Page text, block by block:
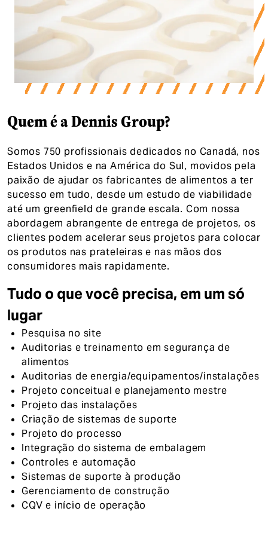
Quem é a Dennis Group?
Somos 750 profissionais dedicados no Canadá, nos
Estados Unidos e na América do Sul, movidos pela
paixão de ajudar os fabricantes de alimentos a ter
sucesso em tudo, desde um estudo de viabilidade
até um greenfield de grande escala. Com nossa
abordagem abrangente de entrega de projetos, os
clientes podem acelerar seus projetos para colocar
os produtos nas prateleiras e nas mãos dos
consumidores mais rapidamente.
Tudo o que você precisa, em um só
lugar
Pesquisa no site
Auditorias e treinamento em segurança de
alimentos
Auditorias de energia/equipamentos/instalações
Projeto conceitual e planejamento mestre
Projeto das instalações
Criação de sistemas de suporte
Projeto do processo
Integração do sistema de embalagem
Controles e automação
Sistemas de suporte à produção
Gerenciamento de construção
CQV e início de operação